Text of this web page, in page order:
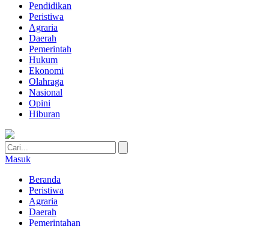
Pendidikan
Peristiwa
Agraria
Daerah
Pemerintah
Hukum
Ekonomi
Olahraga
Nasional
Opini
Hiburan
Masuk
Beranda
Peristiwa
Agraria
Daerah
Pemerintahan